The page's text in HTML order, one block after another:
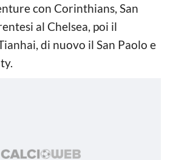
con Corinthians, San
al Chelsea, poi il
di nuovo il San Paolo e